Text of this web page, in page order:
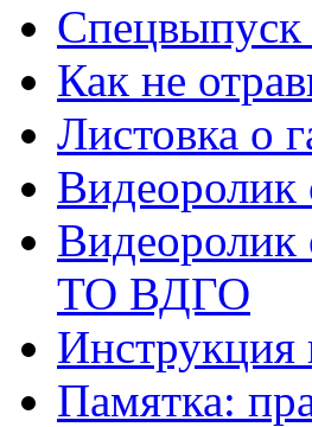
Спецвыпуск
Как не
Листовка о
Видеоролик
Видеоролик
ТО ВДГО
Инструкция
Памятка: